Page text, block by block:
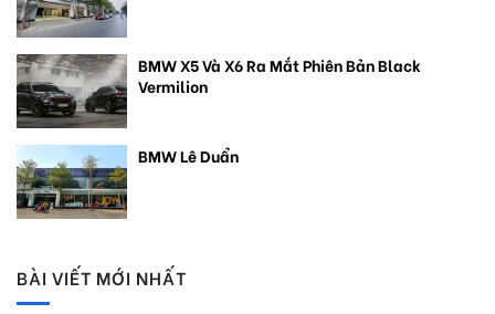
BMW X5 Và X6 Ra Mắt Phiên Bản Black
Vermilion
BMW Lê Duẩn
BÀI VIẾT MỚI NHẤT